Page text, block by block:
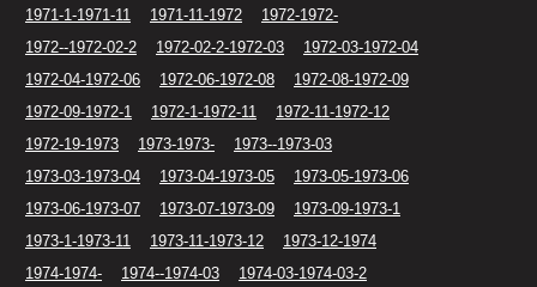
1971-1-1971-11
1971-11-1972
1972-1972-
1972--1972-02-2
1972-02-2-1972-03
1972-03-1972-04
1972-04-1972-06
1972-06-1972-08
1972-08-1972-09
1972-09-1972-1
1972-1-1972-11
1972-11-1972-12
1972-19-1973
1973-1973-
1973--1973-03
1973-03-1973-04
1973-04-1973-05
1973-05-1973-06
1973-06-1973-07
1973-07-1973-09
1973-09-1973-1
1973-1-1973-11
1973-11-1973-12
1973-12-1974
1974-1974-
1974--1974-03
1974-03-1974-03-2